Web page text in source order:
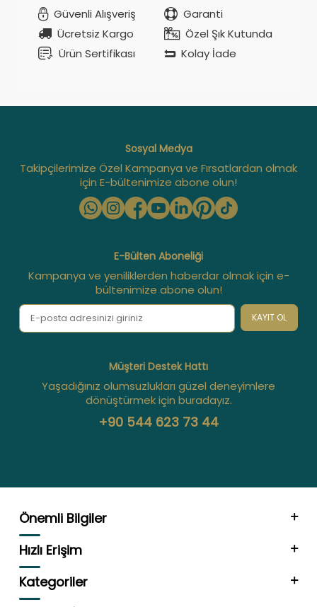
Güvenli Alışveriş
Garanti
Ücretsiz Kargo
Özel Şık Kutunda
Ürün Sertifikası
Kolay İade
Sosyal Medya
Takipçilerimize Özel Kampanya ve Fırsatlardan olmak
için E-bültenimize abone olun!
E-Bülten Aboneliği
Kampanya ve yeniliklerden haberdar olmak için e-
bültenimize abone olun!
KAYIT OL
Müşteri Destek Hattı
Yaşadığınız olumsuzlukları güzel deneyimlere
dönüştürmek için buradayız.
+90 544 623 73 44
Önemli Bilgiler
Hızlı Erişim
Kategoriler